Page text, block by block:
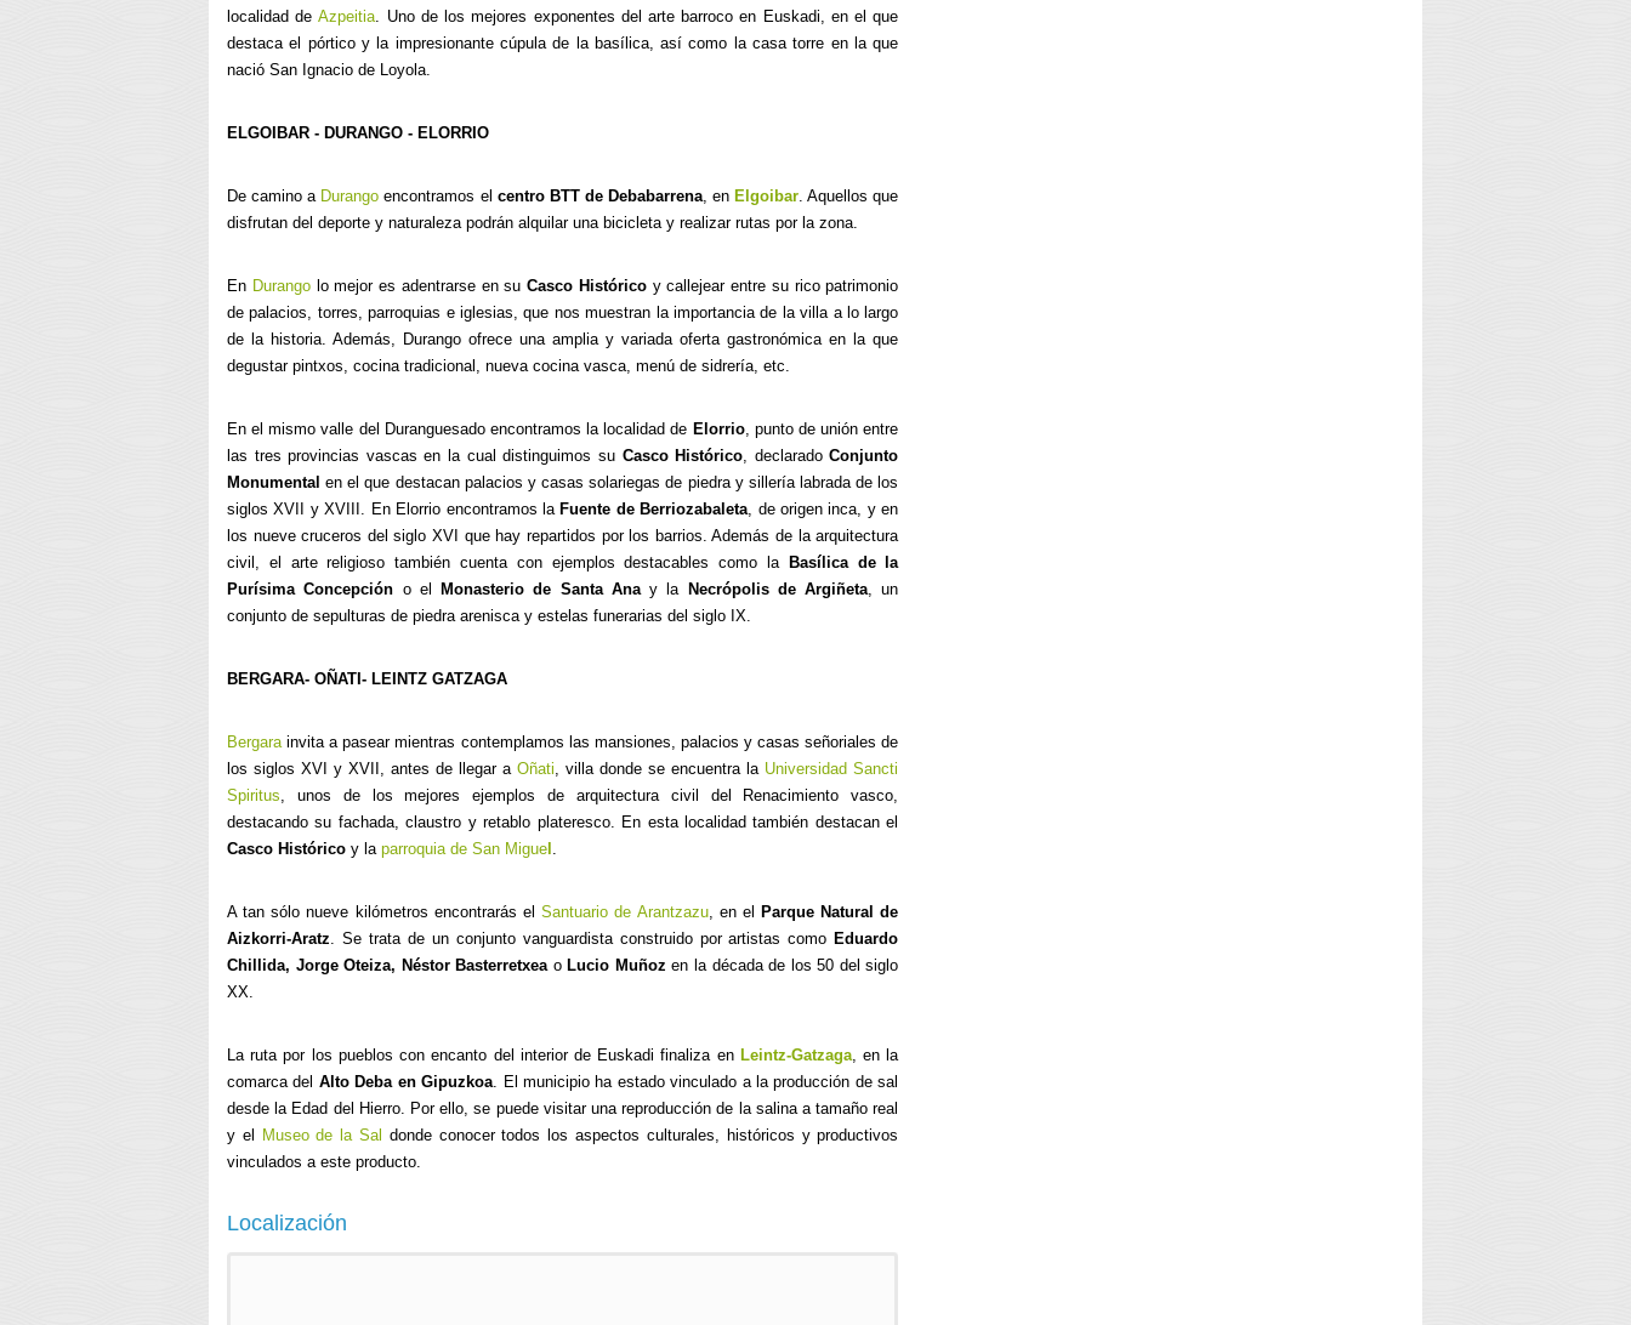
localidad deAzpeitia. Uno de los mejores exponentes del arte barroco en Euskadi, en el que
destaca el pórtico y la impresionante cúpula de la basílica, así como la casa torre en la que
nació San Ignacio de Loyola.
ELGOIBAR - DURANGO - ELORRIO
De camino a Durango encontramos el centro BTT de Debabarrena, en Elgoibar. Aquellos que
disfrutan del deporte y naturaleza podrán alquilar una bicicleta y realizar rutas por la zona.
En Durangolo mejor es adentrarse en suCasco Históricoy callejear entre su rico patrimonio
de palacios, torres, parroquias e iglesias, que nos muestran la importancia de la villa a lo largo
de la historia. Además, Durango ofrece una amplia y variada oferta gastronómica en la que
degustar pintxos, cocina tradicional, nueva cocina vasca, menú de sidrería, etc.
En el mismo valle del Duranguesado encontramos la localidad de Elorrio, punto de unión entre
las tres provincias vascas en la cual distinguimos su Casco Histórico, declaradoConjunto
Monumental en el que destacan palacios y casas solariegas de piedra y sillería labrada de los
siglos XVII y XVIII. En Elorrio encontramos la Fuente de Berriozabaleta, de origen inca, y en
los nueve cruceros del siglo XVI que hay repartidos por los barrios. Además de la arquitectura
civil, el arte religioso también cuenta con ejemplos destacables como la Basílica de la
Purísima Concepción o el Monasterio de Santa Anay la Necrópolis de Argiñeta, un
conjunto de sepulturas de piedra arenisca y estelas funerarias del siglo IX.
BERGARA- OÑATI- LEINTZ GATZAGA
Bergarainvita a pasear mientras contemplamos las mansiones, palacios y casas señoriales de
los siglos XVI y XVII, antes de llegar aOñati, villa donde se encuentra la Universidad Sancti
Spiritus, unos de los mejores ejemplos de arquitectura civil del Renacimiento vasco,
destacando su fachada, claustro y retablo plateresco. En esta localidad también destacan el
Casco Histórico y la parroquia de San Migue .
A tan sólo nueve kilómetros encontrarás elSantuario de Arantzazu, en el
Parque Natural de
Aizkorri-Aratz. Se trata de un conjunto vanguardista construido por artistas como Eduardo
Chillida, Jorge Oteiza, Néstor Basterretxeao Lucio Muñoz en la década de los 50 del siglo
XX.
La ruta por los pueblos con encanto del interior de Euskadi finaliza en Leintz-Gatzaga, en la
comarca del Alto Deba en Gipuzkoa. El municipio ha estado vinculado a la producción de sal
desde la Edad del Hierro. Por ello, se puede visitar una reproducción de la salina a tamaño real
y el
Museo de la Sal donde conocer todos los aspectos culturales, históricos y productivos
vinculados a este producto.
Localización